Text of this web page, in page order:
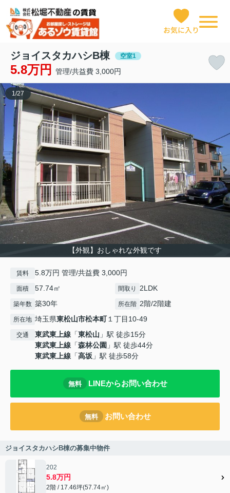
お気に入り
ジョイスタカハシB棟 空室1
5.8万円 管理/共益費 3,000円
【外観】おしゃれな外観です
1/27
賃料 5.8万円 管理/共益費 3,000円
面積 57.74㎡ 間取り 2LDK
築年数 築30年 所在階 2階/2階建
所在地 埼玉県東松山市松本町１丁目10-49
交通 東武東上線 「東松山 」駅 徒歩15分
東武東上線 「森林公園 」駅 徒歩44分
東武東上線 「高坂 」駅 徒歩58分
無料 LINEからお問い合わせ
無料 お問い合わせ
ジョイスタカハシB棟の募集中物件
202
5.8万円
2階 / 17.46坪(57.74㎡)